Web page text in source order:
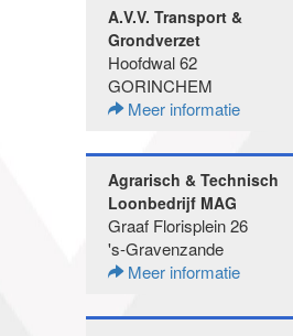
A.V.V. Transport &
Grondverzet
Hoofdwal 62
GORINCHEM
Meer informatie
Agrarisch & Technisch
Loonbedrijf MAG
Graaf Florisplein 26
's-Gravenzande
Meer informatie